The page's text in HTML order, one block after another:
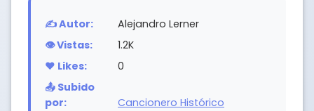
✍️ Autor:
Alejandro Lerner
👁️ Vistas:
1.2K
❤️ Likes:
0
📤 Subido
por:
Cancionero Histórico